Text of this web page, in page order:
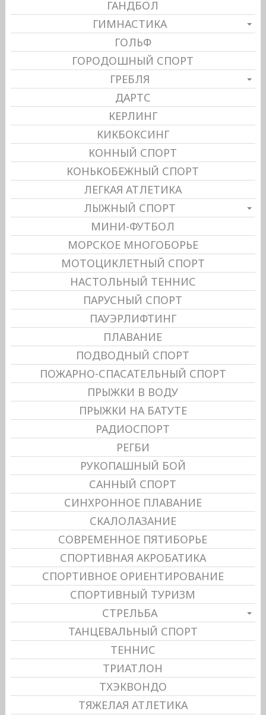
ГАНДБОЛ
ГИМНАСТИКА
ГОЛЬФ
ГОРОДОШНЫЙ СПОРТ
ГРЕБЛЯ
ДАРТС
КЕРЛИНГ
КИКБОКСИНГ
КОННЫЙ СПОРТ
КОНЬКОБЕЖНЫЙ СПОРТ
ЛЕГКАЯ АТЛЕТИКА
ЛЫЖНЫЙ СПОРТ
МИНИ-ФУТБОЛ
МОРСКОЕ МНОГОБОРЬЕ
МОТОЦИКЛЕТНЫЙ СПОРТ
НАСТОЛЬНЫЙ ТЕННИС
ПАРУСНЫЙ СПОРТ
ПАУЭРЛИФТИНГ
ПЛАВАНИЕ
ПОДВОДНЫЙ СПОРТ
ПОЖАРНО-СПАСАТЕЛЬНЫЙ СПОРТ
ПРЫЖКИ В ВОДУ
ПРЫЖКИ НА БАТУТЕ
РАДИОСПОРТ
РЕГБИ
РУКОПАШНЫЙ БОЙ
САННЫЙ СПОРТ
СИНХРОННОЕ ПЛАВАНИЕ
СКАЛОЛАЗАНИЕ
СОВРЕМЕННОЕ ПЯТИБОРЬЕ
СПОРТИВНАЯ АКРОБАТИКА
СПОРТИВНОЕ ОРИЕНТИРОВАНИЕ
СПОРТИВНЫЙ ТУРИЗМ
СТРЕЛЬБА
ТАНЦЕВАЛЬНЫЙ СПОРТ
ТЕННИС
ТРИАТЛОН
ТХЭКВОНДО
ТЯЖЕЛАЯ АТЛЕТИКА